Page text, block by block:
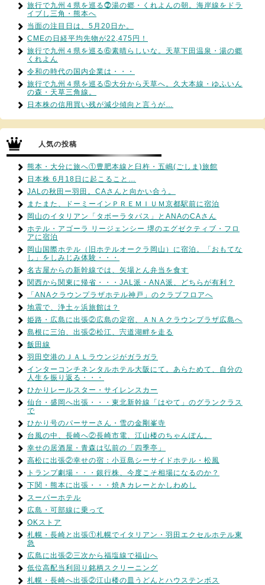
旅行で九州４県を巡る⓻湯の郷・くれよんの朝。海岸線をドラ
イブし三角・熊本へ
当面の注目日は、5月20日か。
CMEの日経平均先物が22,475円！
旅行で九州４県を巡る⑥素晴らしいな。天草下田温泉・湯の郷
くれよん
令和の時代の国内企業は・・・
旅行で九州４県を巡る⑤大分から天草へ。久大本線・ゆふいん
の森・天草三角線。
日本株の信用買い残が減少傾向と言うが…
人気の投稿
熊本・大分に旅へ①豊肥本線と臼杵・五嶋(ごしま)旅館
日本株 6月18日に起こること…
JALの秋田ー羽田。CAさんと向かい合う。
またまた、ドーミーインＰＲＥＭＩＵＭ京都駅前に宿泊
岡山のイタリアン「タボーラタパス」とANAのCAさん
ホテル・アゴーラ リージェンシー 堺のエグゼクティブ・フロ
アに宿泊
岡山国際ホテル（旧ホテルオークラ岡山）に宿泊。「おもてな
し」をしみじみ体験・・・
名古屋からの新幹線では、矢場とん弁当を食す
関西から関東に帰省・・・JAL派・ANA派、どちらが有利？
「ANAクラウンプラザホテル神戸」のクラブフロアへ
地震で、浄土ヶ浜旅館は？
姫路・広島に出張②広島の定宿、ＡＮＡクラウンプラザ広島へ
島根に三泊、出張②松江、宍道湖畔を走る
飯田線
羽田空港のＪＡＬラウンジがガラガラ
インターコンチネンタルホテル大阪にて。あらためて、自分の
人生を振り返る・・・
ひかりレールスター・サイレンスカー
仙台・盛岡へ出張・・・東北新幹線「はやて」のグランクラス
で
ひかり号のパーサーさん・雪の金剛峯寺
台風の中、長崎へ②長崎市電、江山楼のちゃんぽん。
幸せの居酒屋・青森は弘前の「四季亭」
高松に出張②幸せの宿：小豆島シーサイドホテル・松風
トランプ劇場・・・銀行株、今度こそ相場になるのか？
下関・熊本に出張・・・焼きカレーとかしわめし
スーパーホテル
広島・可部線に乗って
OKストア
札幌・長崎と出張①札幌でイタリアン・羽田エクセルホテル東
急
広島に出張②三次から福塩線で福山へ
低位高配当利回り銘柄スクリーニング
札幌・長崎へ出張②江山楼の皿うどんとハウステンボス